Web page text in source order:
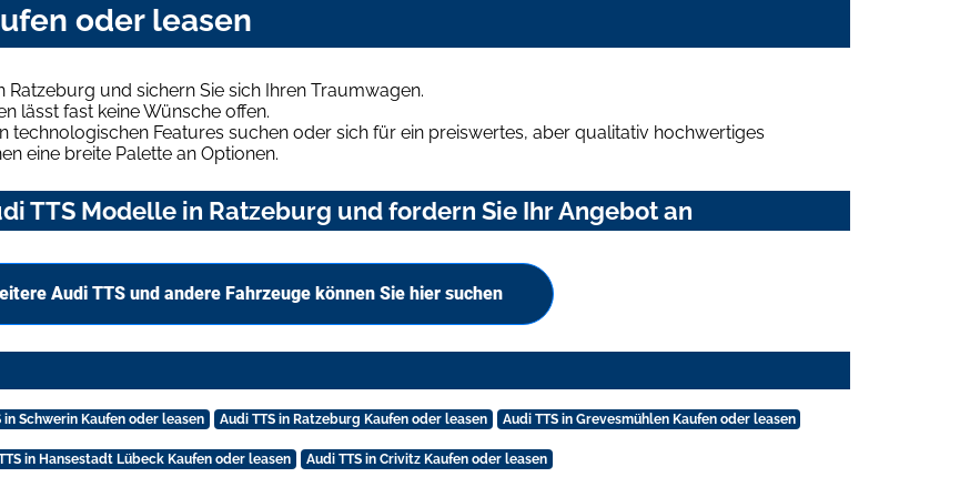
oder leasen
und sichern Sie sich Ihren Traumwagen.
lässt fast keine Wünsche offen.
technologischen Features suchen oder sich für ein preiswertes, aber qualitativ hochwertiges
eine breite Palette an Optionen.
TTS Modelle in Ratzeburg und fordern Sie Ihr Angebot an
Audi TTS und andere Fahrzeuge können Sie hier suchen
in Schwerin Kaufen oder leasen Audi TTS in Ratzeburg Kaufen oder leasen Audi TTS in Grevesmühlen Kaufen oder leasen
in Hansestadt Lübeck Kaufen oder leasen Audi TTS in Crivitz Kaufen oder leasen